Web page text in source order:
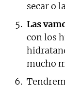
secar o
Las
con los
mucho